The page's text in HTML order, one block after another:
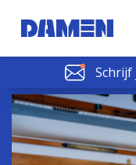
Schrijf
SCHELDE
Nieuws of